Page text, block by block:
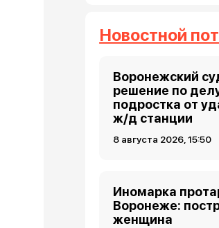
Новостной
Воронежский
решение по
подростка от
ж/д станции
8 августа 2026, 15:50
Иномарка
Воронеже:
женщина